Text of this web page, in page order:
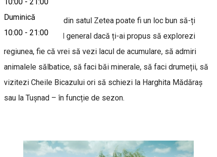
10:00 - 21:00
Duminică
10:00 - 21:00
Pensiunea Olga
din satul Zetea poate fi un loc bun să-ți
stabilești cartierul general dacă ți-ai propus să explorezi
regiunea, fie că vrei să vezi lacul de acumulare, să admiri
animalele sălbatice, să faci băi minerale, să faci drumeții, să
vizitezi Cheile Bicazului ori să schiezi la Harghita Mădăraș
sau la Tușnad – în funcție de sezon.